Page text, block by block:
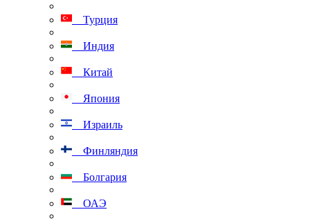
Турция
Индия
Китай
Япония
Израиль
Финляндия
Болгария
ОАЭ